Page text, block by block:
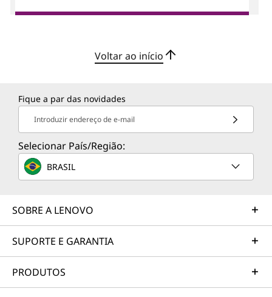
Voltar ao início
Fique a par das novidades
Introduzir endereço de e-mail
Selecionar País/Região:
BRASIL
SOBRE A LENOVO
SUPORTE E GARANTIA
PRODUTOS